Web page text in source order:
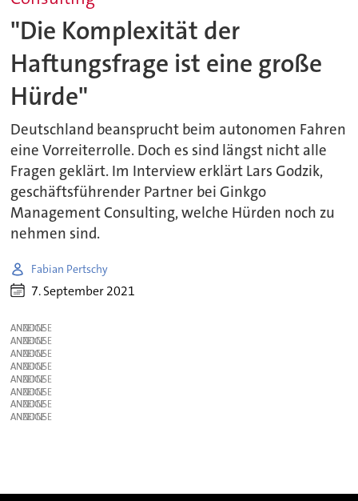
"Die Komplexität der
Haftungsfrage ist eine große
Hürde"
Deutschland beansprucht beim autonomen Fahren
eine Vorreiterrolle. Doch es sind längst nicht alle
Fragen geklärt. Im Interview erklärt Lars Godzik,
geschäftsführender Partner bei Ginkgo
Management Consulting, welche Hürden noch zu
nehmen sind.
Fabian Pertschy
7. September 2021
ANZEIGE
ANZEIGE
ANZEIGE
ANZEIGE
ANZEIGE
ANZEIGE
ANZEIGE
ANZEIGE